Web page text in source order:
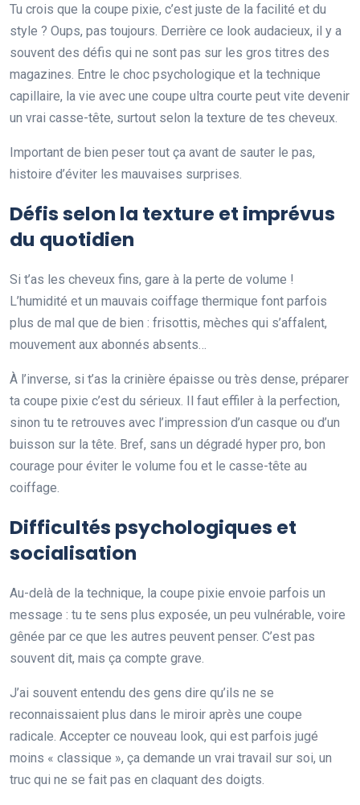
Tu crois que la coupe pixie, c’est juste de la facilité et du
style ? Oups, pas toujours. Derrière ce look audacieux, il y a
souvent des défis qui ne sont pas sur les gros titres des
magazines. Entre le choc psychologique et la technique
capillaire, la vie avec une coupe ultra courte peut vite devenir
un vrai casse-tête, surtout selon la texture de tes cheveux.
Important de bien peser tout ça avant de sauter le pas,
histoire d’éviter les mauvaises surprises.
Défis selon la texture et imprévus
du quotidien
Si t’as les cheveux fins, gare à la perte de volume !
L’humidité et un mauvais coiffage thermique font parfois
plus de mal que de bien : frisottis, mèches qui s’affalent,
mouvement aux abonnés absents…
À l’inverse, si t’as la crinière épaisse ou très dense, préparer
ta coupe pixie c’est du sérieux. Il faut effiler à la perfection,
sinon tu te retrouves avec l’impression d’un casque ou d’un
buisson sur la tête. Bref, sans un dégradé hyper pro, bon
courage pour éviter le volume fou et le casse-tête au
coiffage.
Difficultés psychologiques et
socialisation
Au-delà de la technique, la coupe pixie envoie parfois un
message : tu te sens plus exposée, un peu vulnérable, voire
gênée par ce que les autres peuvent penser. C’est pas
souvent dit, mais ça compte grave.
J’ai souvent entendu des gens dire qu’ils ne se
reconnaissaient plus dans le miroir après une coupe
radicale. Accepter ce nouveau look, qui est parfois jugé
moins « classique », ça demande un vrai travail sur soi, un
truc qui ne se fait pas en claquant des doigts.